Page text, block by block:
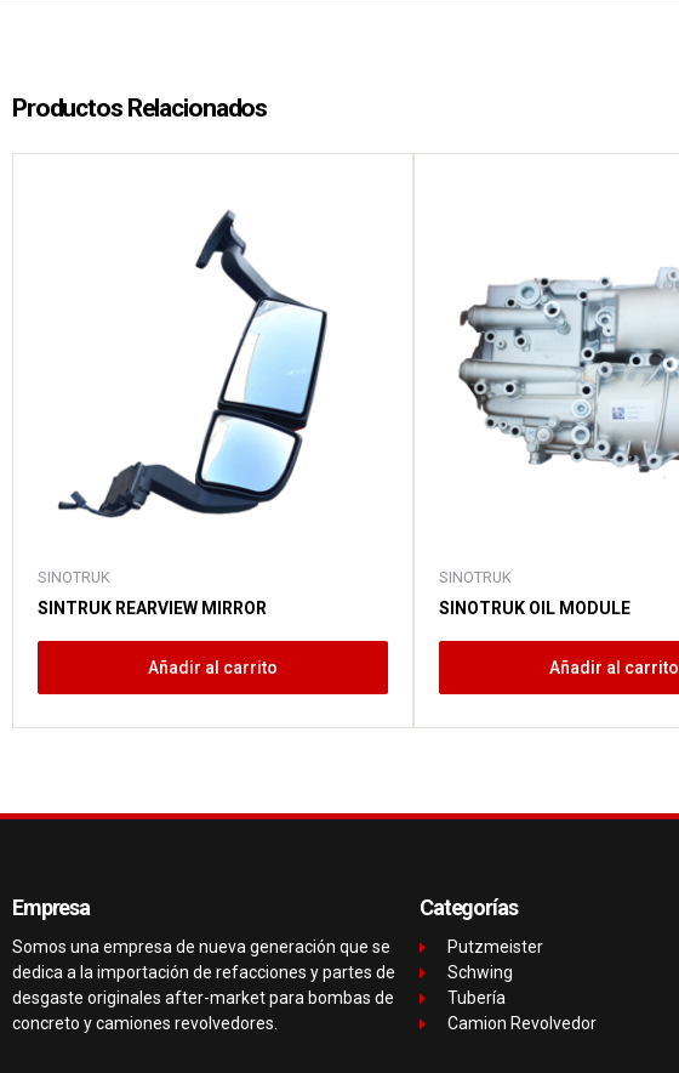
Productos Relacionados
SINOTRUK
SINTRUK REARVIEW MIRROR
Añadir al carrito
SINOTRUK
SINOTRUK OIL MODULE
Añadir al carrito
Empresa
Somos una empresa de nueva generación que se
dedica a la importación de refacciones y partes de
desgaste originales after-market para bombas de
concreto y camiones revolvedores.
Categorías
Putzmeister
Schwing
Tubería
Camion Revolvedor